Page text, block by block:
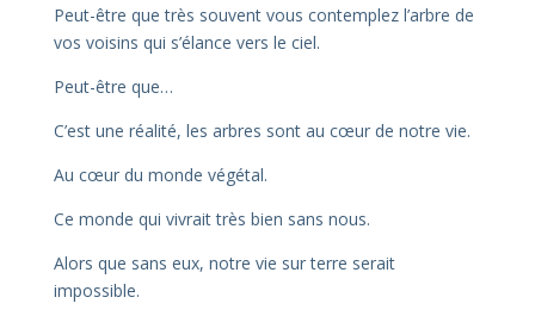
Peut-être que très souvent vous contemplez l’arbre de
vos voisins qui s’élance vers le ciel.
Peut-être que…
C’est une réalité, les arbres sont au cœur de notre vie.
Au cœur du monde végétal.
Ce monde qui vivrait très bien sans nous.
Alors que sans eux, notre vie sur terre serait
impossible.